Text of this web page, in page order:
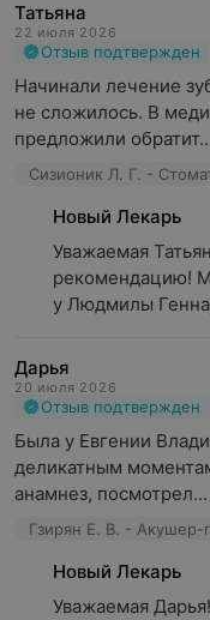
Стоматология
протезирование,
Диагностика
Холтер, ЭКГ)
Обращаем ваше
консультация
Татьяна
22 июля 2026
Отзыв подтвержден
Начинали лечение
не сложилось. В
предложили
Сизионик Л. Г. -
Новый Лекарь
Уважаемая
рекомендацию!
у Людмилы
Дарья
20 июля 2026
Отзыв подтвержден
Была у Евгении
деликатным
анамнез, посмотрел...
Гзирян Е. В. - Акушер-
Новый Лекарь
Уважаемая